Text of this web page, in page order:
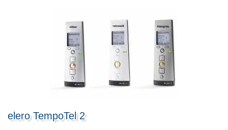
elero TempoTel 2